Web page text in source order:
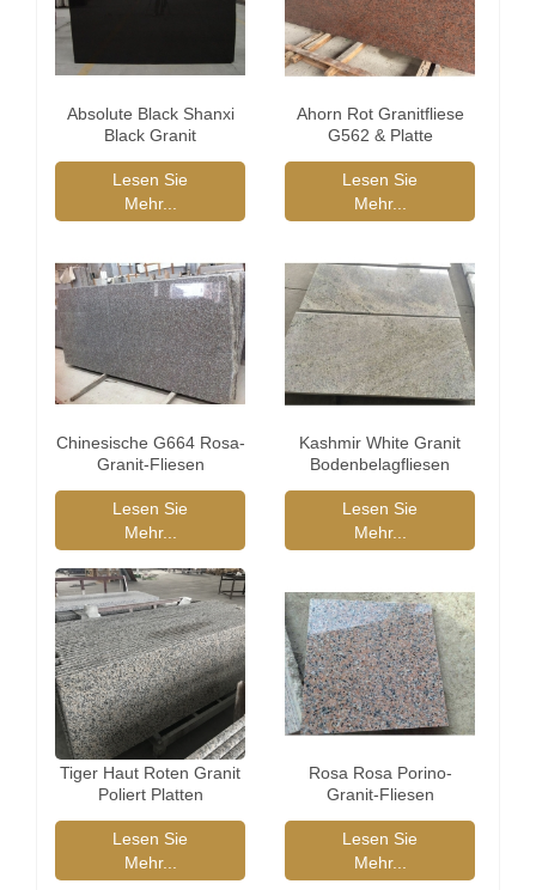
Absolute Black Shanxi
Black Granit
Lesen Sie
Mehr...
Ahorn Rot Granitfliese
G562 & Platte
Lesen Sie
Mehr...
Chinesische G664 Rosa-
Granit-Fliesen
Lesen Sie
Mehr...
Kashmir White Granit
Bodenbelagfliesen
Lesen Sie
Mehr...
Tiger Haut Roten Granit
Poliert Platten
Lesen Sie
Mehr...
Rosa Rosa Porino-
Granit-Fliesen
Lesen Sie
Mehr...